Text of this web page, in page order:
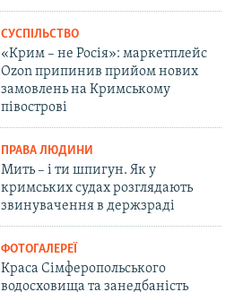
СУСПІЛЬСТВО
«Крим – не Росія»: маркетплейс
Ozon припинив прийом нових
замовлень на Кримському
півострові
ПРАВА ЛЮДИНИ
Мить – і ти шпигун. Як у
кримських судах розглядають
звинувачення в держзраді
ФОТОГАЛЕРЕЇ
Краса Сімферопольського
водосховища та занедбаність